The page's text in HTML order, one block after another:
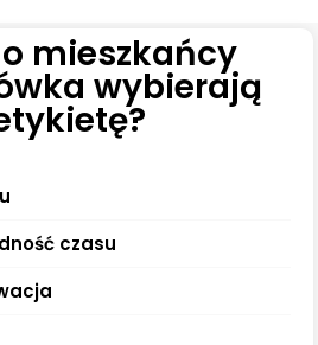
mieszkańcy
wybierają
czasu